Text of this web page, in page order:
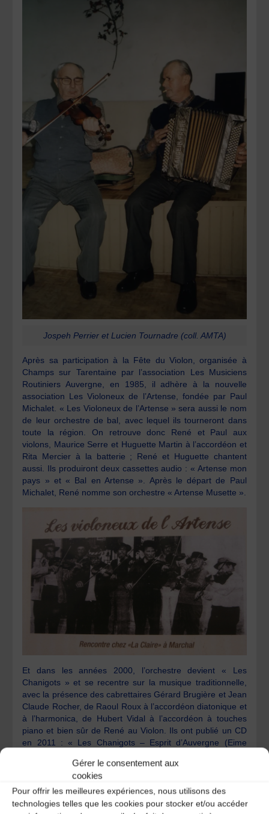
Gérer le consentement aux
cookies
Pour offrir les meilleures expériences, nous utilisons des
technologies telles que les cookies pour stocker et/ou accéder
Jospeh Perrier et Lucien Tournadre (coll. AMTA)
Après sa participation à la Fête du Violon, organisée à
Champs sur Tarentaine par l’association Les Musiciens
Routiniers Auvergne, en 1985, il adhère à la nouvelle
association Les Violoneux de l’Artense, fondée par Paul
Michalet. « Les Violoneux de l’Artense » sera aussi le nom
de leur orchestre de bal, avec lequel ils tourneront dans
toute la région. On retrouve donc René et Paul aux
violons, Maurice Serre et Huguette Martin à l’accordéon et
Rita Mercier à la batterie ; René et Huguette chantent
aussi. Ils produiront deux cassettes audio : « Artense mon
pays » et « Bal en Artense ». Après le départ de Paul
Michalet, René nomme son orchestre « Artense Musette ».
Et dans les années 2000, l’orchestre devient « Les
Chanigots » et se recentre sur la musique traditionnelle,
avec la présence des cabrettaires Gérard Brugière et Jean
Claude Rocher, de Raoul Roux à l’accordéon diatonique et
à l’harmonica, de Hubert Vidal à l’accordéon à touches
piano et bien sûr de René au Violon. Ils ont publié un CD
en 2011 : « Les Chanigots – Esprit d’Auvergne (Eime